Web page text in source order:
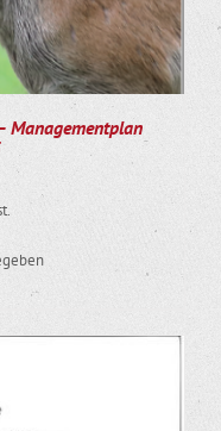
Managementplan